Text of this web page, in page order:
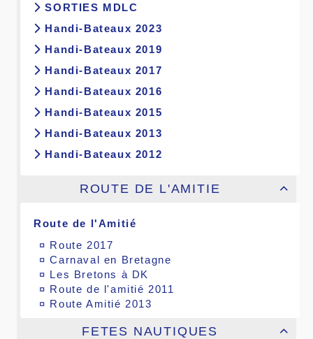
SORTIES MDLC
Handi-Bateaux 2023
Handi-Bateaux 2019
Handi-Bateaux 2017
Handi-Bateaux 2016
Handi-Bateaux 2015
Handi-Bateaux 2013
Handi-Bateaux 2012

ROUTE DE L'AMITIE
Route de l'Amitié
¤ Route 2017
¤Carnaval en Bretagne
¤ Les Bretons à DK
¤ Route de l'amitié 2011
¤ Route Amitié 2013

FETES NAUTIQUES